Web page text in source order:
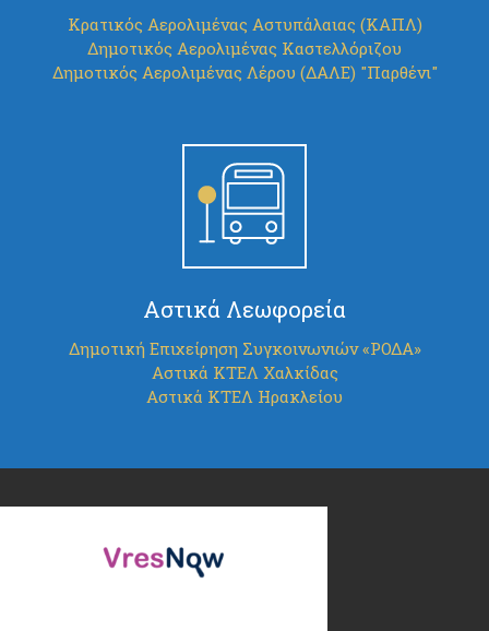
Κρατικός Αερολιμένας Αστυπάλαιας (ΚΑΠΛ)
Δημοτικός Αερολιμένας Καστελλόριζου
Δημοτικός Αερολιμένας Λέρου (ΔΑΛΕ) "Παρθένι"
Αστικά Λεωφορεία
Δημοτική Επιχείρηση Συγκοινωνιών «ΡΟΔΑ»
Αστικά ΚΤΕΛ Χαλκίδας
Αστικά ΚΤΕΛ Ηρακλείου